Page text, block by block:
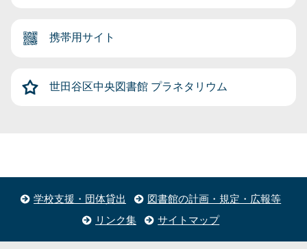
携帯用サイト
世田谷区中央図書館 プラネタリウム
学校支援・団体貸出
図書館の計画・規定・広報等
リンク集
サイトマップ